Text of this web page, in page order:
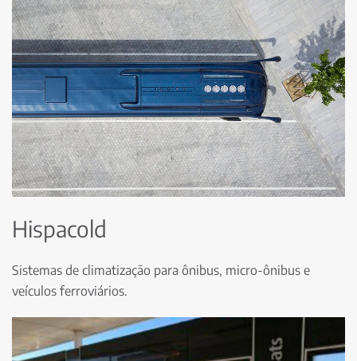
Hispacold
Sistemas de climatização para ônibus, micro-ônibus e
veículos ferroviários.